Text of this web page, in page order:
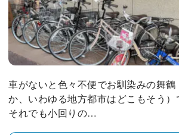
車がないと色々不便でお馴染みの舞鶴
か、いわゆる地方都市はどこもそう）
それでも小回りの…